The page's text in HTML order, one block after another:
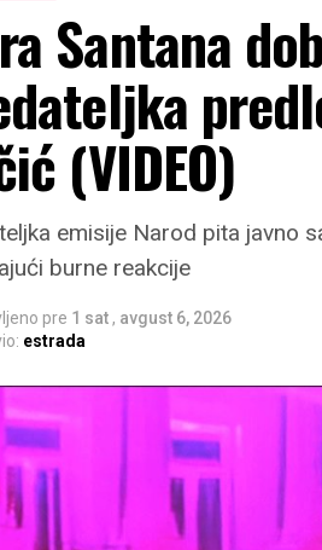
Santana
(VIDEO)
emisije Narod pita javno
burne reakcije
pre 1 sat , avgust 6, 2026
estrada